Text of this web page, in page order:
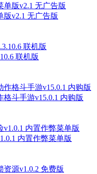
v2.1 无广告版
联机版
斗手游v15.0.1 内购版
内置作弊菜单版